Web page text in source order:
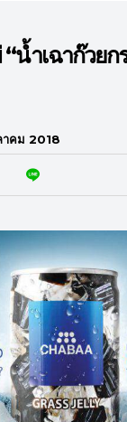
น้ำเฉาก๊วยก
าคม 2018